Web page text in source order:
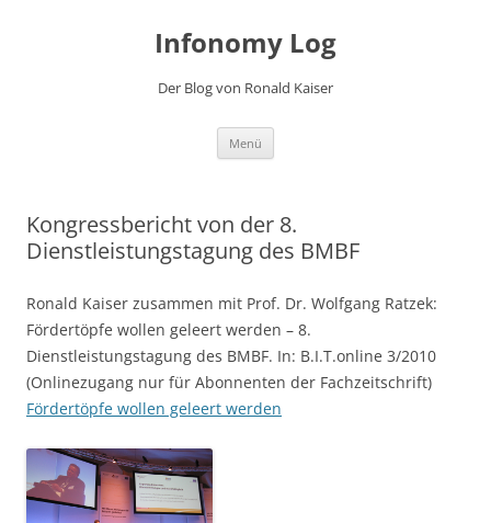
Infonomy Log
Der Blog von Ronald Kaiser
Menü
Kongressbericht von der 8.
Dienstleistungstagung des BMBF
Ronald Kaiser zusammen mit Prof. Dr. Wolfgang Ratzek:
Fördertöpfe wollen geleert werden – 8.
Dienstleistungstagung des BMBF. In: B.I.T.online 3/2010
(Onlinezugang nur für Abonnenten der Fachzeitschrift)
Fördertöpfe wollen geleert werden